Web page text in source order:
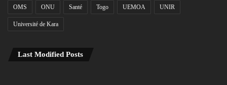
OMS ONU Santé Togo UEMOA UNIR
Université de Kara
Last Modified Posts